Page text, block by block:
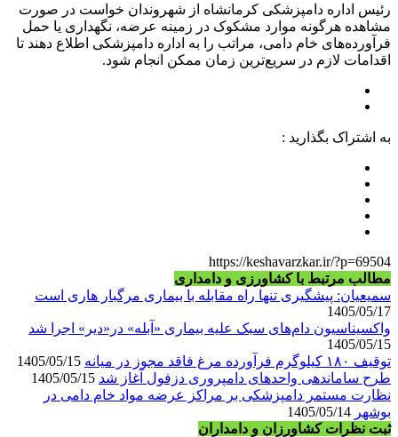
رئیس اداره دامپزشکی کرمانشاه از شهروندان خواست در صورت
مشاهده هرگونه موارد مشکوک در زمینه عرضه، نگهداری یا حمل
فرآورده‌های خام دامی، مراتب را به اداره دامپزشکی اطلاع دهند تا
اقدامات لازم در سریع‌ترین زمان ممکن انجام شود.
به اشتراک بگذارید :
https://keshavarzkar.ir/?p=69504
مطالب مرتبط با کشاورزی و دامداری
سمیعیان: پیشگیری تنها راه مقابله با بیماری مرگبار هاری است
1405/05/17
واکسیناسیون دام‌های سبک علیه بیماری «آبله» در«دیر» اجرا شد
1405/05/15
توقیف ۱۸۰ کیلوگرم فرآورده مرغ فاقد مجوز در میانه
طرح ساماندهی واحدهای دامپروری دزفول آغاز شد
نظارت مستمر دامپزشکی بر مراکز عرضه مواد خام دامی در
بوشهر
ثبت نظرات کشاورزان و دامداران